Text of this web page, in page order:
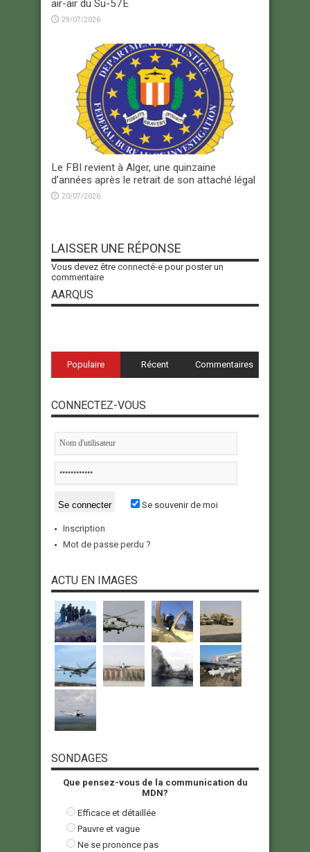
air-air du Su-57E
29/07/2026
Le FBI revient à Alger, une quinzaine
d’années après le retrait de son attaché légal
20/07/2026
LAISSER UNE RÉPONSE
Vous devez être connecté-e pour poster un
commentaire
AARQUS
Populaire Récent Commentaires
CONNECTEZ-VOUS
Se souvenir de moi
Inscription
Mot de passe perdu ?
ACTU EN IMAGES
SONDAGES
Que pensez-vous de la communication du
MDN?
Efficace et détaillée
Pauvre et vague
Ne se prononce pas